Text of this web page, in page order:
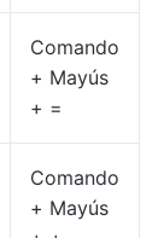
Comando
+ Mayús
+ =
Comando
+ Mayús